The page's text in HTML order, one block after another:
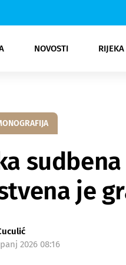
NOVOSTI
Rijeka Opatija
NK
Moda
Kultura
je
2026 08:16